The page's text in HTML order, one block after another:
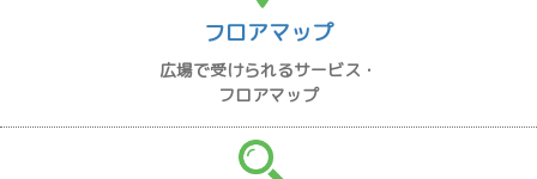
フロアマップ
広場で受けられるサービス・
フロアマップ